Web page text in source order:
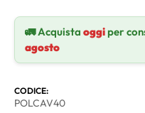
🚛 Acquista oggiper
agosto
CODICE:
POLCAV40